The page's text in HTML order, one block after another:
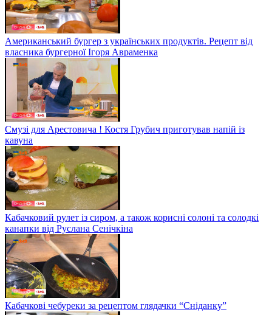
Американський бургер з українських продуктів. Рецепт від
власника бургерної Ігоря Авраменка
Смузі для Арестовича ! Костя Грубич приготував напій із
кавуна
Кабачковий рулет із сиром, а також корисні солоні та солодкі
канапки від Руслана Сенічкіна
Кабачкові чебуреки за рецептом глядачки “Сніданку”